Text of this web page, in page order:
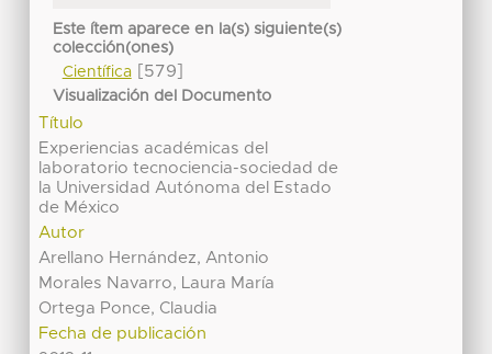
Este ítem aparece en la(s) siguiente(s)
colección(ones)
Científica[579]
Visualización del Documento
Título
Experiencias académicas del
laboratorio tecnociencia-sociedad de
la Universidad Autónoma del Estado
de México
Autor
Arellano Hernández, Antonio
Morales Navarro, Laura María
Ortega Ponce, Claudia
Fecha de publicación